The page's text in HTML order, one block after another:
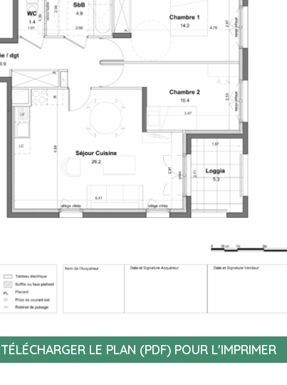
TÉLÉCHARGER LE PLAN (PDF) POUR L'IMPRIMER